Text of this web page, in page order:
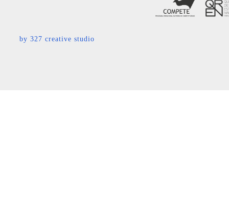
by 327 creative studio